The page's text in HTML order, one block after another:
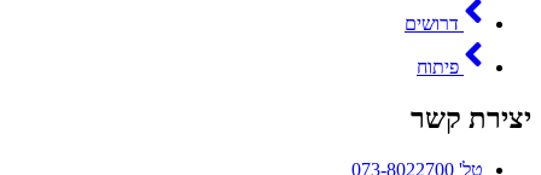
דרושים
פיתוח
יצירת קשר
טל' 073-8022700